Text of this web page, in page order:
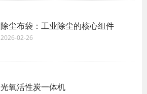
除尘布袋：工业除尘的核心组件
2026-02-26
光氧活性炭一体机